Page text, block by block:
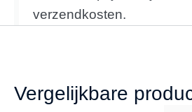
verzendkosten.
Vergelijkbare